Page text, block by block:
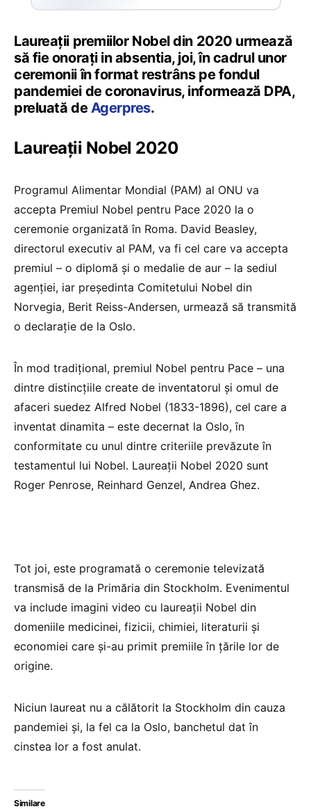
Laureaţii premiilor Nobel din 2020 urmează
să fie onoraţi in absentia, joi, în cadrul unor
ceremonii în format restrâns pe fondul
pandemiei de coronavirus, informează DPA,
preluată deAgerpres.
Laureații Nobel 2020
Programul Alimentar Mondial (PAM) al ONU va
accepta Premiul Nobel pentru Pace 2020 la o
ceremonie organizată în Roma. David Beasley,
directorul executiv al PAM, va fi cel care va accepta
premiul – o diplomă şi o medalie de aur – la sediul
agenţiei, iar preşedinta Comitetului Nobel din
Norvegia, Berit Reiss-Andersen, urmează să transmită
o declaraţie de la Oslo.
În mod tradiţional, premiul Nobel pentru Pace – una
dintre distincţiile create de inventatorul şi omul de
afaceri suedez Alfred Nobel (1833-1896), cel care a
inventat dinamita – este decernat la Oslo, în
conformitate cu unul dintre criteriile prevăzute în
testamentul lui Nobel. Laureații Nobel 2020 sunt
Roger Penrose, Reinhard Genzel, Andrea Ghez.
Tot joi, este programată o ceremonie televizată
transmisă de la Primăria din Stockholm. Evenimentul
va include imagini video cu laureaţii Nobel din
domeniile medicinei, fizicii, chimiei, literaturii şi
economiei care şi-au primit premiile în ţările lor de
origine.
Niciun laureat nu a călătorit la Stockholm din cauza
pandemiei şi, la fel ca la Oslo, banchetul dat în
cinstea lor a fost anulat.
Similare